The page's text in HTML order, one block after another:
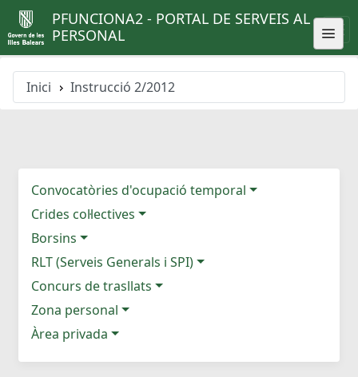
PFUNCIONA2 - PORTAL DE SERVEIS AL
PERSONAL
Inici Instrucció 2/2012
Convocatòries d'ocupació temporal
Crides col·lectives
Borsins
RLT (Serveis Generals i SPI)
Concurs de trasllats
Zona personal
Àrea privada